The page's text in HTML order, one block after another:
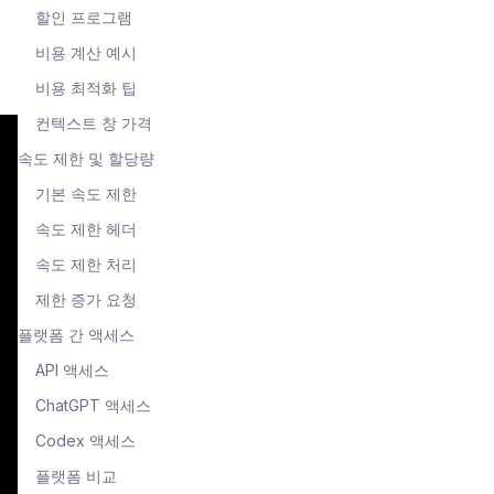
할인 프로그램
비용 계산 예시
비용 최적화 팁
컨텍스트 창 가격
속도 제한 및 할당량
기본 속도 제한
속도 제한 헤더
속도 제한 처리
제한 증가 요청
플랫폼 간 액세스
API 액세스
ChatGPT 액세스
Codex 액세스
플랫폼 비교